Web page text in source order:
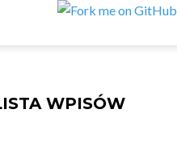
WPISÓW